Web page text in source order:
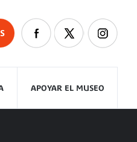
APOYAR EL MUSEO